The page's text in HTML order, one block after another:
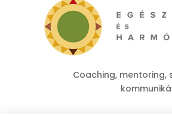
Coaching, mentoring,